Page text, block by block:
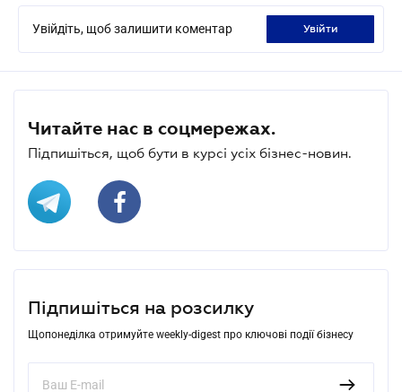
Увійдіть, щоб залишити коментар увійти
Читайте нас в соцмережах.
Підпишіться, щоб бути в курсі усіх бізнес-новин.
Підпишіться на розсилку
Щопонеділка отримуйте weekly-digest про ключові події бізнесу